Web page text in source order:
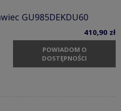
GU985DEKDU60
410,90 zł
POWIADOM O
DOSTĘPNOŚCI